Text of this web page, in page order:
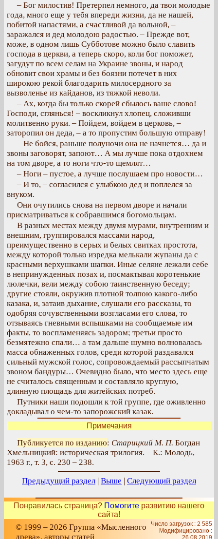
– Бог милостив! Претерпел немного, да твои молодые
года, много еще у тебя впереди жизни, да не нашей,
побитой напастями, а счастливой да вольной, –
заражался и дед молодою радостью. – Прежде вот,
може, в одном лишь Субботове можно было славить
господа в церкви, а теперь скоро, коли бог поможет,
загудут по всем селам на Украине звоны, и народ
обновит свои храмы и без боязни потечет в них
широкою рекой благодарить милосердного за
вызволенье из кайданов, из тяжкой неволи.
– Ах, когда бы только скорей сбылось ваше слово!
Господи, сглянься! – воскликнул хлопец, сложивши
молитвенно руки. – Пойдем, войдем в церковь, –
заторопил он деда, – а то пропустим большую отправу!
– Не бойся, раньше полуночи она не начнется… да и
звоны заговорят, запоют… А мы лучше пока отдохнем
на том дворе, а то ноги что-то щемлят…
– Ноги – пустое, а лучше послушаем про новости…
– И то, – согласился с улыбкою дед и поплелся за
внуком.
Они очутились снова на первом дворе и начали
присматриваться к собравшимся богомольцам.
В разных местах между двумя мурами, внутренним и
внешним, группировался массами народ,
преимущественно в серых и белых свитках простота,
между которой только изредка мелькали жупаны да с
красными верхушками шапки. Иные селяне лежали себе
в непринужденных позах и, посмактывая коротенькие
люлечки, вели между собою таинственную беседу;
другие стояли, окружив плотной толпою какого-либо
казака, и, затаив дыхание, слушали его рассказы, то
одобряя сочувственными возгласами его слова, то
отзываясь гневными вспышками на сообщаемые им
факты, то воспламеняясь задором; третьи просто
безмятежно спали… а там дальше шумно волновалась
масса обнаженных голов, среди которой раздавался
сильный мужской голос, сопровождаемый рассыпчатым
звоном бандуры… Очевидно было, что место здесь еще
не считалось священным и составляло круглую,
длинную площадь для житейских потреб.
Путники наши подошли к той группе, где оживленно
докладывал о чем-то запорожский казак.
Примечания
Публикуется по изданию: Старицкий М. П. Богдан
Хмельницкий: историческая трилогия. – К.: Молодь,
1963 г., т. 3, с. 230 – 238.
Предыдущий раздел | Выше | Следующий раздел
Понравилась страница? Помогите развитию нашего
сайта!
© 1999 – 2026 Группа «Мысленного
древа», авторы статей
Число загрузок : 2 585
Модифицировано :
26.08.2019